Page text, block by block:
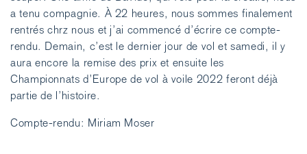
a tenu compagnie. À 22 heures, nous sommes finalement
rentrés chrz nous et j’ai commencé d’écrire ce compte-
rendu. Demain, c’est le dernier jour de vol et samedi, il y
aura encore la remise des prix et ensuite les
Championnats d’Europe de vol à voile 2022 feront déjà
partie de l’histoire.
Compte-rendu: Miriam Moser